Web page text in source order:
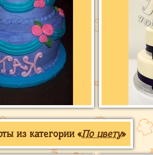
из категории «По цвету»